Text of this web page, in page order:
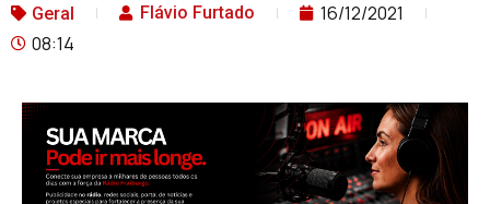
Geral Flávio Furtado
16/12/2021
08:14